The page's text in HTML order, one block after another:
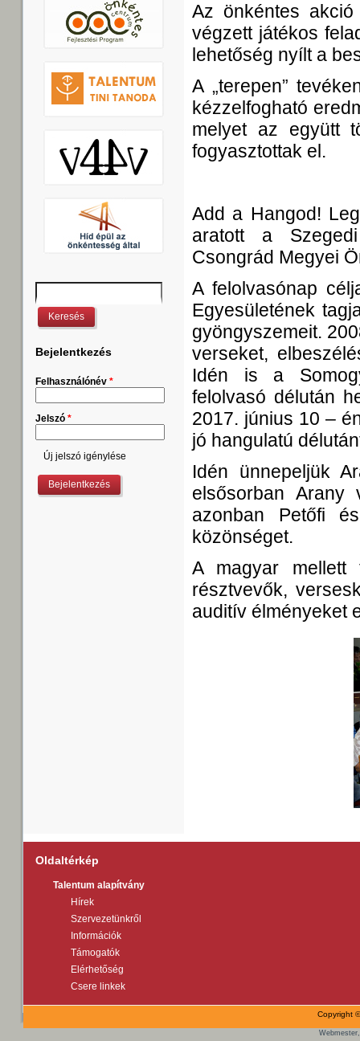
Keresés űrlap
Bejelentkezés
Felhasználónév *
Jelszó *
Új jelszó igénylése
Az önkéntes
végzett játékos
lehetőség nyílt a
A „terepen”
kézzelfogható
melyet az együtt
fogyasztottak el.
Add a Hangod!
aratott a
Csongrád Megyei
A felolvasónap
Egyesületének
gyöngyszemeit.
verseket,
Idén is a
felolvasó délután
2017. június 10 –
jó hangulatú
Idén ünnepeljük
elsősorban Arany
azonban Petőfi
közönséget.
A magyar
résztvevők,
auditív élményeket
Oldaltérkép
Talentum alapítvány
Hírek
Szervezetünkről
Információk
Támogatók
Elérhetőség
Csere linkek
Copyright